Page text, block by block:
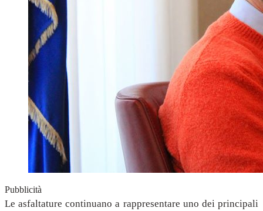
Pubblicità
Le asfaltature continuano a rappresentare uno dei principali